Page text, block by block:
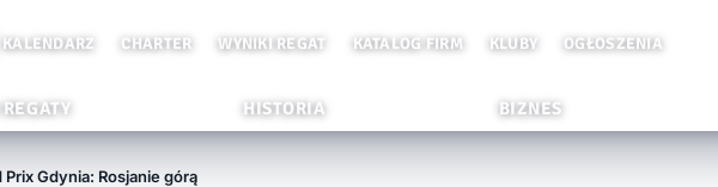
KALENDARZ CHARTER WYNIKI REGAT KATALOG FIRM KLUBY OGŁOSZENIA
HISTORIA BIZNES
Gdynia: Rosjanie górą